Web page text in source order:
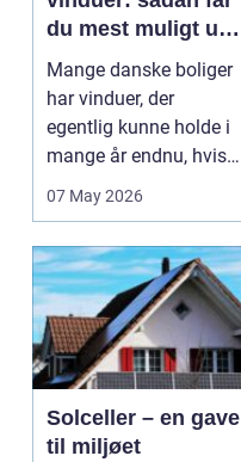
du mest muligt ud
af dine gamle
rammer
Mange danske boliger
har vinduer, der
egentlig kunne holde i
mange år endnu, hvis
de fik den r...
07 May 2026
Solceller – en gave
til miljøet